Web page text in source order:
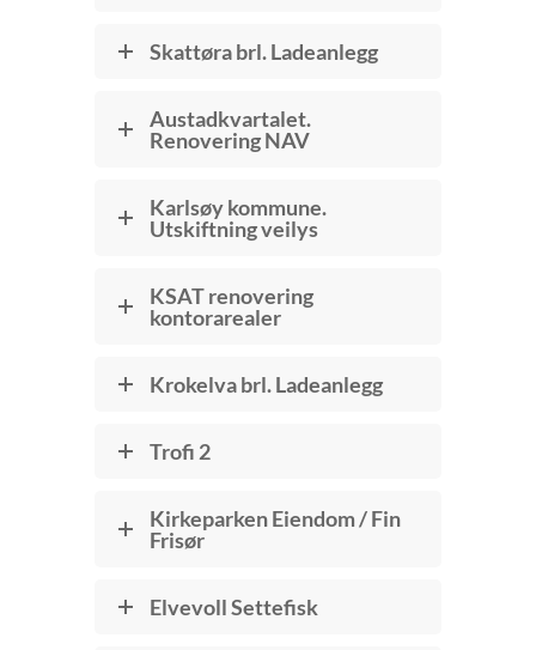
Skattøra brl. Ladeanlegg
Austadkvartalet.
Renovering NAV
Karlsøy kommune.
Utskiftning veilys
KSAT renovering
kontorarealer
Krokelva brl. Ladeanlegg
Trofi 2
Kirkeparken Eiendom / Fin
Frisør
Elvevoll Settefisk